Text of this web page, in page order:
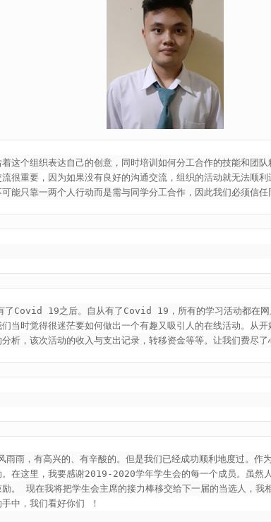
这个组织表达自己的创意，同时培训如何分工合作的技能和
很重要，因为如果没有良好的沟通交流，组织的活动就无法顺
能只靠一两个人行动而是需与同学分工合作，因此我们必须信任
19之后。自从有了Covid 19，所有的学习活动都在网上
当时觉得很迷茫要如何做出一个有趣又吸引人的在线活动。从
析，该次活动的收入与支出记录，转移资金等等。让我们费尽了
，有高兴的、有辛酸的。但是我们已经成功顺利地度过。作
在这里，我要感谢2019-2020学年学生会的每一个成员。虽然
。 现在我将把学生会主席的接力棒移交给下一届的当选人，
中，我们看好你们 ！